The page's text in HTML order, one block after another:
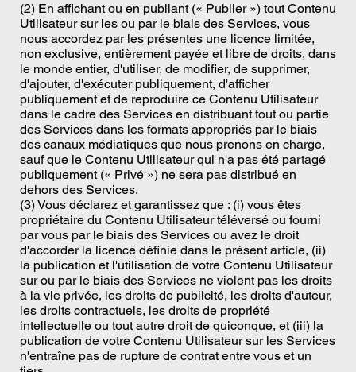
(2) En affichant ou en publiant (« Publier ») tout Contenu
Utilisateur sur les ou par le biais des Services, vous
nous accordez par les présentes une licence limitée,
non exclusive, entièrement payée et libre de droits, dans
le monde entier, d'utiliser, de modifier, de supprimer,
d'ajouter, d'exécuter publiquement, d'afficher
publiquement et de reproduire ce Contenu Utilisateur
dans le cadre des Services en distribuant tout ou partie
des Services dans les formats appropriés par le biais
des canaux médiatiques que nous prenons en charge,
sauf que le Contenu Utilisateur qui n'a pas été partagé
publiquement (« Privé ») ne sera pas distribué en
dehors des Services.
(3) Vous déclarez et garantissez que : (i) vous êtes
propriétaire du Contenu Utilisateur téléversé ou fourni
par vous par le biais des Services ou avez le droit
d'accorder la licence définie dans le présent article, (ii)
la publication et l'utilisation de votre Contenu Utilisateur
sur ou par le biais des Services ne violent pas les droits
à la vie privée, les droits de publicité, les droits d'auteur,
les droits contractuels, les droits de propriété
intellectuelle ou tout autre droit de quiconque, et (iii) la
publication de votre Contenu Utilisateur sur les Services
n'entraîne pas de rupture de contrat entre vous et un